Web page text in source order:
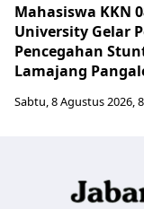
Mahasiswa KKN
University Gelar
Pencegahan
Lamajang
Sabtu, 8 Agustus 2026,